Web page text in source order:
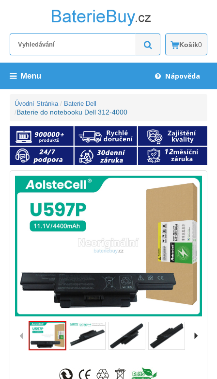
Košík0
Menu Nápověda
Úvodní Stránka Baterie Dell
Baterie do notebooku Dell 312-4000